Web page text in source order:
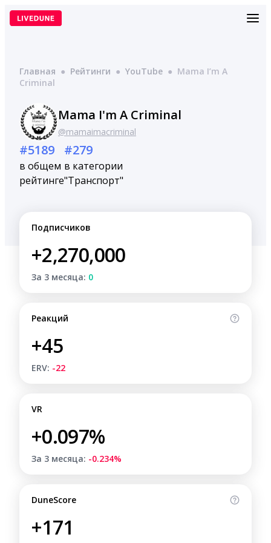
Перейти
Главная ● Рейтинги ● YouTube ● Mama I’m A
Criminal
Mama I'm A Criminal
@mamaimacriminal
#5189
в общем
рейтинге
#279
в категории
"Транспорт"
Подписчиков
+2,270,000
За 3 месяца: 0
Реакций
+45
ERV: -22
VR
+0.097%
За 3 месяца: -0.234%
DuneScore
+171